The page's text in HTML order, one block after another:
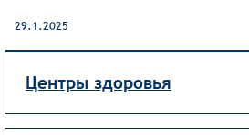
29.1.2025
Центры здоровья